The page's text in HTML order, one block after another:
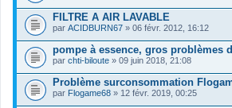
o
i
n
t
(
s
s
)
j
o
i
n
t
(
s
FILTRE A AIR LAVABLE
par ACIDBURN67 » 06 févr. 2012, 16:12
pompe à essence, gros problèmes
par chti-biloute » 09 juin 2018, 21:08
Problème surconsommation
par Flogame68 » 12 févr. 2019, 00:25